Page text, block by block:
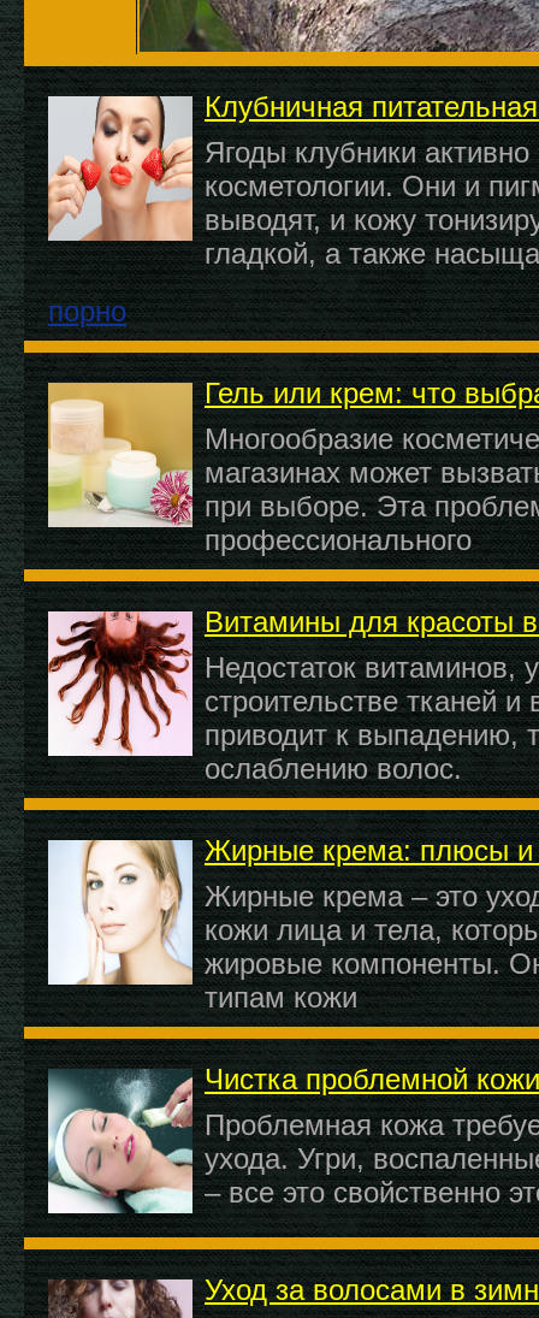
Клубничная
Ягоды клубники
косметологии. Они и
выводят, и кожу
гладкой, а также
порно
Гель или крем: что
Многообразие
магазинах может
при выборе. Эта
профессионального
Витамины для красоты
Недостаток витаминов,
строительстве тканей
приводит к выпадению,
ослаблению волос.
Жирные крема: плюсы и
Жирные крема – это
кожи лица и тела,
жировые компоненты.
типам кожи
Чистка проблемной
Проблемная кожа
ухода. Угри,
– все это свойственно
Уход за волосами в